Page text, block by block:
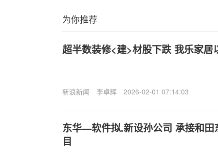
为你推荐
超半数装修<建>材股下跌 我乐家居
新浪新闻 李卓辉 2026-02-01 07:14:03
东华—软件拟.新设孙公司 承接和田
目